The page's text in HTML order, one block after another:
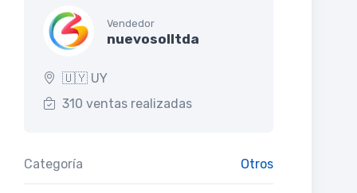
Vendedor
nuevosolltda
🇺🇾 UY
310 ventas realizadas
Categoría Otros